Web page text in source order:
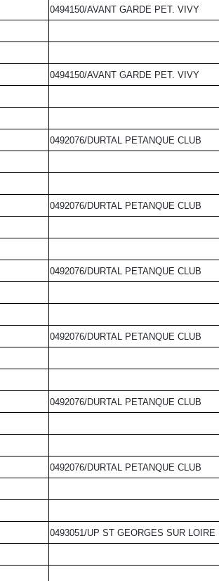
0494150/AVANT GARDE PET. VIVY
0494150/AVANT GARDE PET. VIVY
0492076/DURTAL PETANQUE CLUB
0492076/DURTAL PETANQUE CLUB
0492076/DURTAL PETANQUE CLUB
0492076/DURTAL PETANQUE CLUB
0492076/DURTAL PETANQUE CLUB
0492076/DURTAL PETANQUE CLUB
0493051/UP ST GEORGES SUR LOIRE